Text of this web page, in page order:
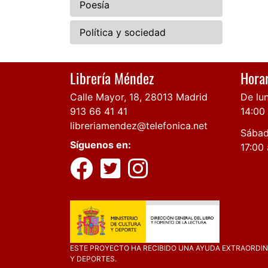
Poesía
Política y sociedad
Librería Méndez
Calle Mayor, 18, 28013 Madrid
913 66 41 41
libreriamendez@telefonica.net
Síguenos en:
De
ESTE PROYECTO HA RECIBIDO UNA AYUDA
Y DEPORTES.